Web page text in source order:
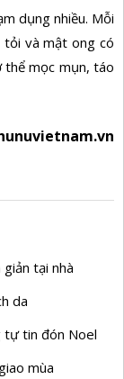
dụng nhiều. Mỗi
tỏi và mật ong có
thể mọc mụn, táo
tại nhà
da
tự tin đón Noel
mùa